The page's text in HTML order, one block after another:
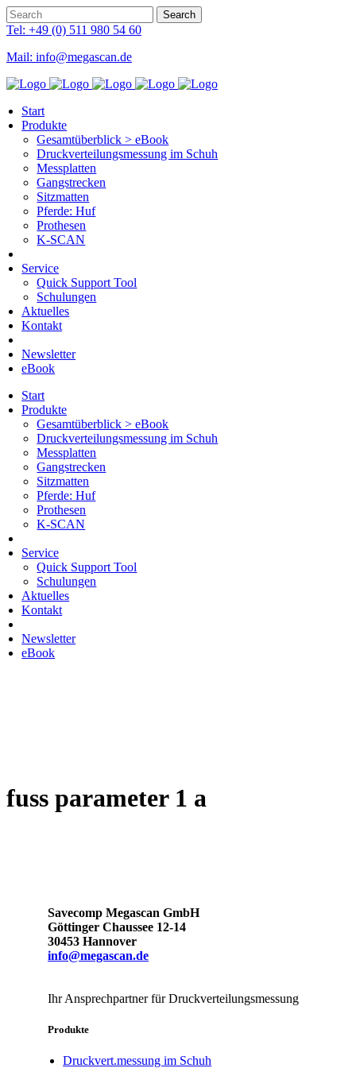
Tel: +49 (0) 511 980 54 60
Mail: info@megascan.de
Start
Produkte
Gesamtüberblick > eBook
Druckverteilungsmessung im Schuh
Messplatten
Gangstrecken
Sitzmatten
Pferde: Huf
Prothesen
K-SCAN
Service
Quick Support Tool
Schulungen
Aktuelles
Kontakt
Newsletter
eBook
Start
Produkte
Gesamtüberblick > eBook
Druckverteilungsmessung im Schuh
Messplatten
Gangstrecken
Sitzmatten
Pferde: Huf
Prothesen
K-SCAN
Service
Quick Support Tool
Schulungen
Aktuelles
Kontakt
Newsletter
eBook
fuss parameter 1 a
Savecomp Megascan GmbH
Göttinger Chaussee 12-14
30453 Hannover
info@megascan.de
Ihr Ansprechpartner für Druckverteilungsmessung
Produkte
Druckvert.messung im Schuh